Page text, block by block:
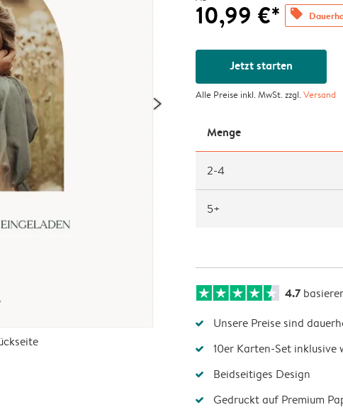
10,99 €* offers
Jetzt starten
Alle Preise inkl. MwSt. zzgl.Versand
Menge
2-4
5+
4.7
Unsere Preise sind
10er Karten-Set inklusive
Beidseitiges Design
Gedruckt auf Premium